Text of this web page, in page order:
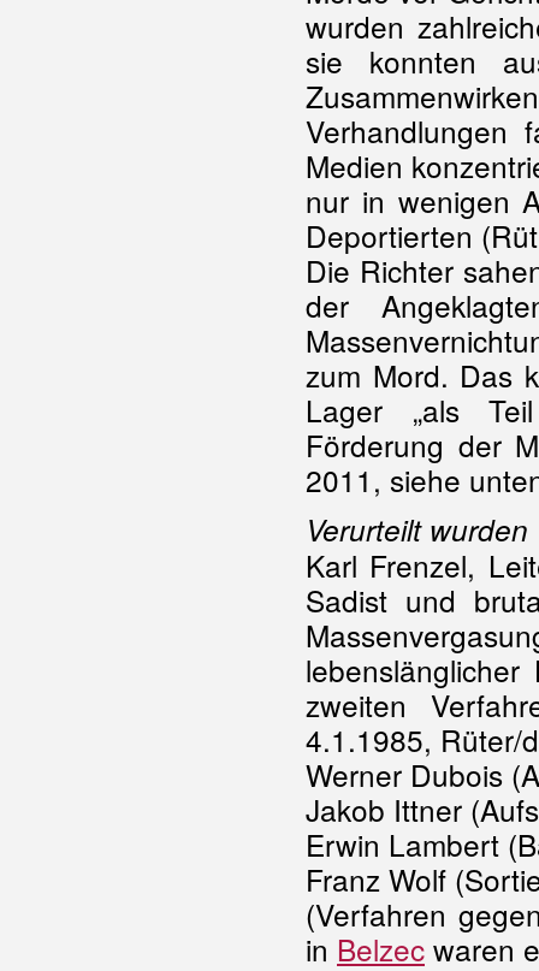
wurden
sie konnten
Verhandlungen
Medien
nur in wenigen
Deportierten
Die Richter
der
zum Mord. Das
Lager „als
Förderung der
2011, siehe
Verurteilt wurden
Karl Frenzel,
Sadist und
zweiten
4.1.1985, Rüter/
Werner Dubois
Jakob Ittner
Erwin Lambert
Franz Wolf
(Verfahren
in Belzec waren